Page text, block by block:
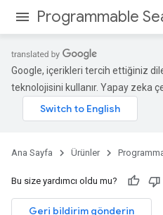
Google, içerikleri tercih ettiğiniz
teknolojisini kullanır. Yapay zeka
Ana Sayfa Ürünler
Bu size yardımcı oldu mu?
Geri bildirim gönderin